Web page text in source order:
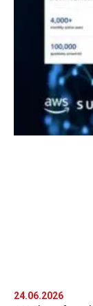
24.06.2026